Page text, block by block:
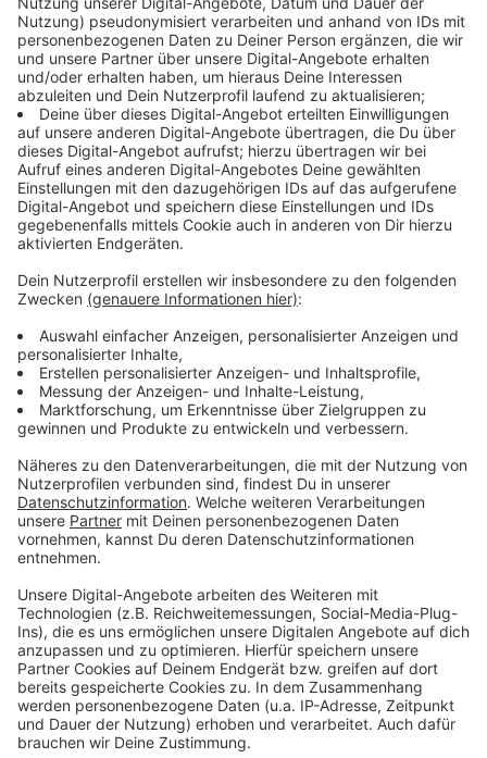
können.
Anzeige
Wie kann man steuern, was die E-Akte zeigt?
Anzeige
Generell ist die E-Akte für Patienten eine freiwillige
Sache. Wenn man etwas nicht möchte, muss man
dafür aber aktiv werden. So können Patienten in der
Akte soll. Bei sensiblen Daten müssen sie ausdrücklich
auf das Recht dazu hingewiesen werden. In der App
kann man Einstellungen festlegen. Die Deutsche
Stiftung Patientenschutz beklagte fehlende
Möglichkeiten, einzelne Dokumente nur bestimmten
Ärzten zu zeigen. So könne ein Orthopäde sehen, wenn
man in psychotherapeutischer Behandlung ist. Es
bleibe nur, ihm den Zugriff auf die ePA komplett zu
sperren.
Anzeige
Was ist mit der Datensicherheit?
Anzeige